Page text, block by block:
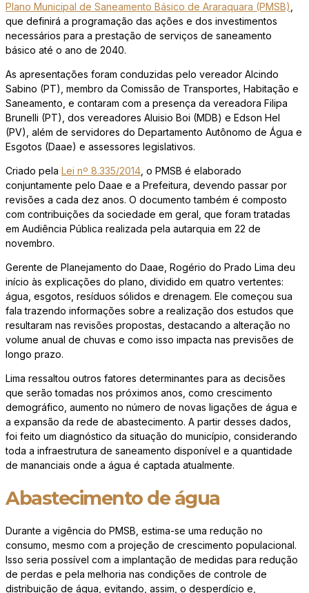
Plano Municipal de Saneamento Básico de Araraquara (PMSB)
que definirá a programação das ações e dos investimentos
necessários para a prestação de serviços de saneamento
básico até o ano de 2040.
As apresentações foram conduzidas pelo vereador Alcindo
Sabino (PT), membro da Comissão de Transportes, Habitação e
Saneamento, e contaram com a presença da vereadora Filipa
Brunelli (PT), dos vereadores Aluisio Boi (MDB) e Edson Hel
(PV), além de servidores do Departamento Autônomo de Água e
Esgotos (Daae) e assessores legislativos.
Criado pela Lei nº 8.335/2014 , o PMSB é elaborado
conjuntamente pelo Daae e a Prefeitura, devendo passar por
revisões a cada dez anos. O documento também é composto
com contribuições da sociedade em geral, que foram tratadas
em Audiência Pública realizada pela autarquia em 22 de
novembro.
Gerente de Planejamento do Daae, Rogério do Prado Lima deu
início às explicações do plano, dividido em quatro vertentes:
água, esgotos, resíduos sólidos e drenagem. Ele começou sua
fala trazendo informações sobre a realização dos estudos que
resultaram nas revisões propostas, destacando a alteração no
volume anual de chuvas e como isso impacta nas previsões de
longo prazo.
Lima ressaltou outros fatores determinantes para as decisões
que serão tomadas nos próximos anos, como crescimento
demográfico, aumento no número de novas ligações de água e
a expansão da rede de abastecimento. A partir desses dados,
foi feito um diagnóstico da situação do município, considerando
toda a infraestrutura de saneamento disponível e a quantidade
de mananciais onde a água é captada atualmente.
Abastecimento de água
Durante a vigência do PMSB, estima-se uma redução no
consumo, mesmo com a projeção de crescimento populacional.
Isso seria possível com a implantação de medidas para redução
de perdas e pela melhoria nas condições de controle de
distribuição de água, evitando, assim, o desperdício e,